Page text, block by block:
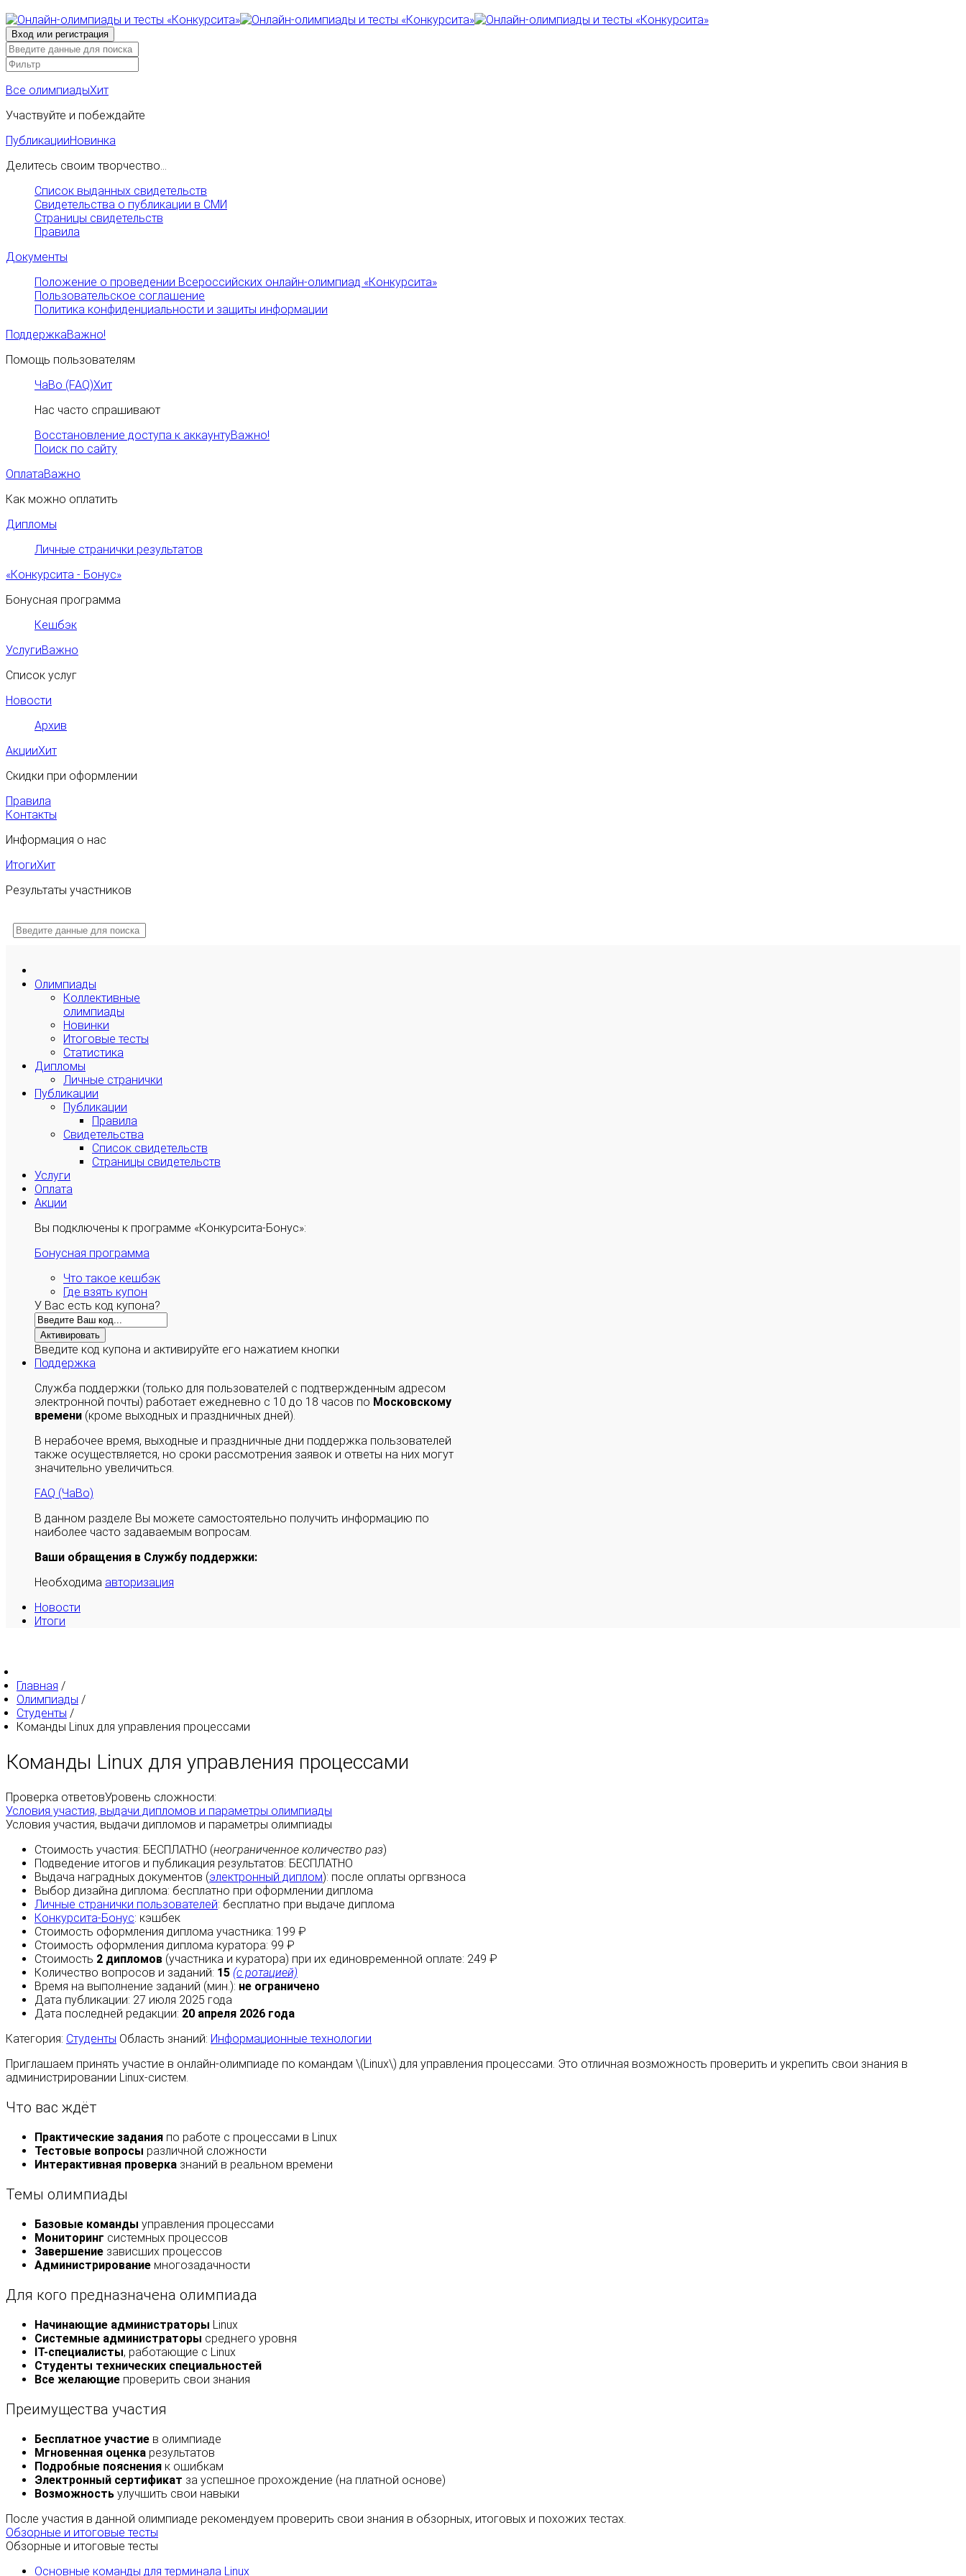
Все олимпиадыХит
Участвуйте и побеждайте
ПубликацииНовинка
Делитесь своим творчество...
Список выданных свидетельств
Свидетельства о публикации в СМИ
Страницы свидетельств
Правила
Документы
Положение о проведении Всероссийских онлайн-олимпиад «Конкурсита»
Пользовательское соглашение
Политика конфиденциальности и защиты информации
ПоддержкаВажно!
Помощь пользователям
ЧаВо (FAQ)Хит
Нас часто спрашивают
Восстановление доступа к аккаунтуВажно!
Поиск по сайту
ОплатаВажно
Как можно оплатить
Дипломы
Личные странички результатов
«Конкурсита - Бонус»
Бонусная программа
Кешбэк
УслугиВажно
Список услуг
Новости
Архив
АкцииХит
Скидки при оформлении
Правила
Контакты
Информация о нас
ИтогиХит
Результаты участников
Олимпиады
Коллективные
олимпиады
Новинки
Итоговые тесты
Статистика
Дипломы
Личные странички
Публикации
Публикации
Правила
Свидетельства
Список свидетельств
Страницы свидетельств
Услуги
Оплата
Акции
Вы подключены к программе «Конкурсита-Бонус»:
Бонусная программа
Что такое кешбэк
Где взять купон
У Вас есть код купона?
Активировать
Введите код купона и активируйте его нажатием кнопки
Поддержка
Служба поддержки (только для пользователей с подтвержденным адресом
электронной почты) работает ежедневно с 10 до 18 часов по Московскому
времени (кроме выходных и праздничных дней).
В нерабочее время, выходные и праздничные дни поддержка пользователей
также осуществляется, но сроки рассмотрения заявок и ответы на них могут
значительно увеличиться.
FAQ (ЧаВо)
В данном разделе Вы можете самостоятельно получить информацию по
наиболее часто задаваемым вопросам.
Ваши обращения в Службу поддержки:
Необходима авторизация
Новости
Итоги
Главная /
Олимпиады /
Студенты /
Команды Linux для управления процессами
Команды Linux для управления процессами
Проверка ответовУровень сложности:
Условия участия, выдачи дипломов и параметры олимпиады
Условия участия, выдачи дипломов и параметры олимпиады
Стоимость участия: БЕСПЛАТНО (неограниченное количество раз)
Подведение итогов и публикация результатов: БЕСПЛАТНО
Выдача наградных документов (электронный диплом): после оплаты оргвзноса
Выбор дизайна диплома: бесплатно при оформлении диплома
Личные странички пользователей: бесплатно при выдаче диплома
Конкурсита-Бонус: кэшбек
Стоимость оформления диплома участника: 199 ₽
Стоимость оформления диплома куратора: 99 ₽
Стоимость 2 дипломов (участника и куратора) при их единовременной оплате: 249 ₽
Количество вопросов и заданий: 15 (с ротацией)
Время на выполнение заданий (мин.): не ограничено
Дата публикации: 27 июля 2025 года
Дата последней редакции: 20 апреля 2026 года
Категория: Студенты Область знаний: Информационные технологии
Приглашаем принять участие в онлайн-олимпиаде по командам \(Linux\) для управления процессами. Это отличная возможность проверить и укрепить свои знания в
администрировании Linux-систем.
Что вас ждёт
Практические задания по работе с процессами в Linux
Тестовые вопросы различной сложности
Интерактивная проверка знаний в реальном времени
Темы олимпиады
Базовые команды управления процессами
Мониторинг системных процессов
Завершение зависших процессов
Администрирование многозадачности
Для кого предназначена олимпиада
Начинающие администраторы Linux
Системные администраторы среднего уровня
IT-специалисты, работающие с Linux
Студенты технических специальностей
Все желающие проверить свои знания
Преимущества участия
Бесплатное участие в олимпиаде
Мгновенная оценка результатов
Подробные пояснения к ошибкам
Электронный сертификат за успешное прохождение (на платной основе)
Возможность улучшить свои навыки
После участия в данной олимпиаде рекомендуем проверить свои знания в обзорных, итоговых и похожих тестах.
Обзорные и итоговые тесты
Обзорные и итоговые тесты
Основные команды для терминала Linux